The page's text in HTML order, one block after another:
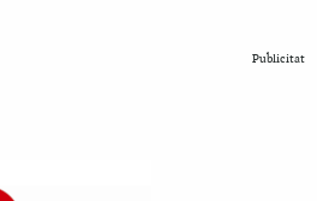
Publicitat